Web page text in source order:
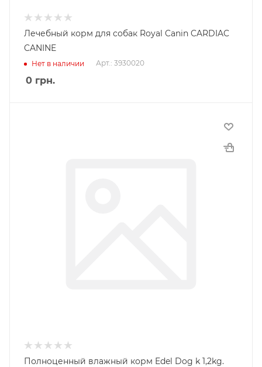
Лечебный корм для собак Royal Canin CARDIAC
CANINE
Нет в наличии Арт.: 3930020
0 грн.
Полноценный влажный корм Edel Dog k 1,2kg.